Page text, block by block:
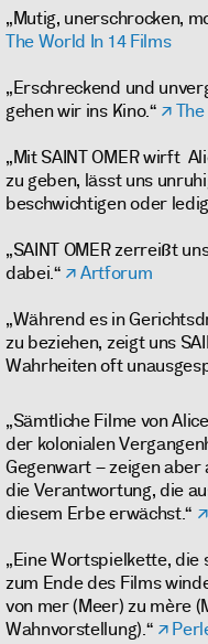
„Mutig, unerschrocken,
The World In 14 Films
„Erschreckend und
gehen wir ins Kino.“
„Mit SAINT OMER wirft
zu geben, lässt uns
beschwichtigen oder
„SAINT OMER zerreißt
dabei.“
Artforum
„Während es in
zu beziehen, zeigt uns
Wahrheiten oft
„Sämtliche Filme von
der kolonialen
Gegenwart – zeigen
die Verantwortung, die
diesem Erbe erwächst.“
„Eine Wortspielkette, die
zum Ende des Films
von mer (Meer) zu mère
Wahnvorstellung).“